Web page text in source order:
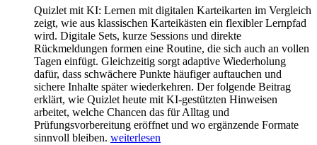
Quizlet mit KI: Lernen mit digitalen Karteikarten im Vergleich
zeigt, wie aus klassischen Karteikästen ein flexibler Lernpfad
wird. Digitale Sets, kurze Sessions und direkte
Rückmeldungen formen eine Routine, die sich auch an vollen
Tagen einfügt. Gleichzeitig sorgt adaptive Wiederholung
dafür, dass schwächere Punkte häufiger auftauchen und
sichere Inhalte später wiederkehren. Der folgende Beitrag
erklärt, wie Quizlet heute mit KI-gestützten Hinweisen
arbeitet, welche Chancen das für Alltag und
Prüfungsvorbereitung eröffnet und wo ergänzende Formate
sinnvoll bleiben. weiterlesen